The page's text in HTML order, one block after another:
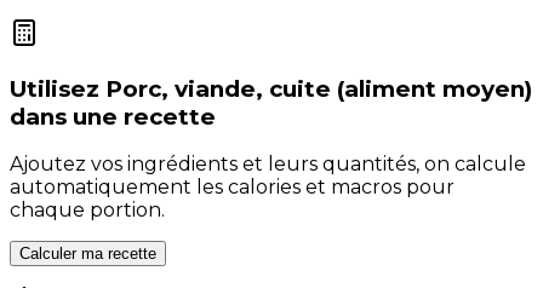
Utilisez Porc, viande, cuite (aliment moyen)
dans une recette
Ajoutez vos ingrédients et leurs quantités, on calcule
automatiquement les calories et macros pour
chaque portion.
Calculer ma recette